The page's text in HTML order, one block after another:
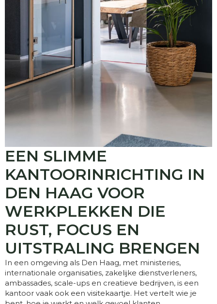
EEN SLIMME
KANTOORINRICHTING IN
DEN HAAG VOOR
WERKPLEKKEN DIE
RUST, FOCUS EN
UITSTRALING BRENGEN
In een omgeving als Den Haag, met ministeries,
internationale organisaties, zakelijke dienstverleners,
ambassades, scale-ups en creatieve bedrijven, is een
kantoor vaak ook een visitekaartje. Het vertelt wie je